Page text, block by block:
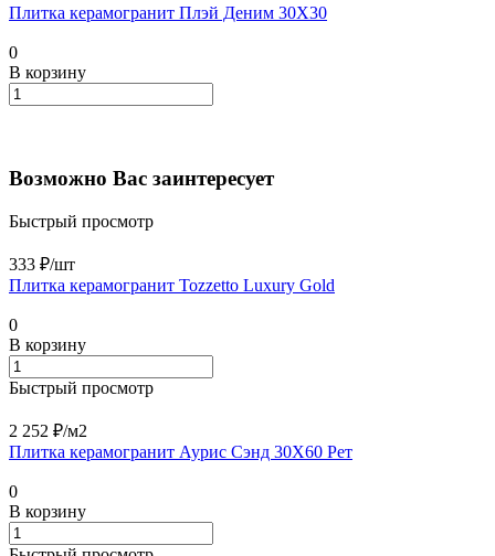
Плитка керамогранит Плэй Деним 30X30
0
В корзину
Возможно Вас заинтересует
Быстрый просмотр
333 ₽/шт
Плитка керамогранит Tozzetto Luxury Gold
0
В корзину
Быстрый просмотр
2 252 ₽/м2
Плитка керамогранит Аурис Сэнд 30X60 Рет
0
В корзину